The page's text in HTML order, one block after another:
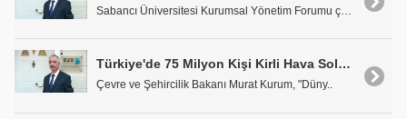
Türkiye'de 75 Milyon Kişi Kirli Hava Soluyor
Çevre ve Şehircilik Bakanı Murat Kurum, "Düny..